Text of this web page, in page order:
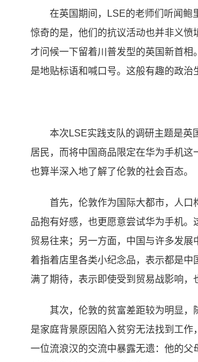
在英国期间，LSE的老师们听闻鲍
惊奇的是，他们的抗议活动也并非义
才问候一下留着川普发型的英国新首
是地贴标语和喊口号。这般有趣的政治
本次LSE实践支队的调研主题是英
居民，而将中国商品限定在华为手机这
也算半深入地了解了伦敦的社会百态。
首先，伦敦作为国际大都市，人
品抱有好感，也更愿意尝试华为手机
贸易往来；另一方面，中国与许多发
着指着店里各类小纪念品，表示都是中
满了期待，表示即使受到贸易战影响，
其次，伦敦的贫富差距较为明显
是家庭背景原因陷入贫穷无法找到工
一位流浪汉的交流中暴露无遗：他的